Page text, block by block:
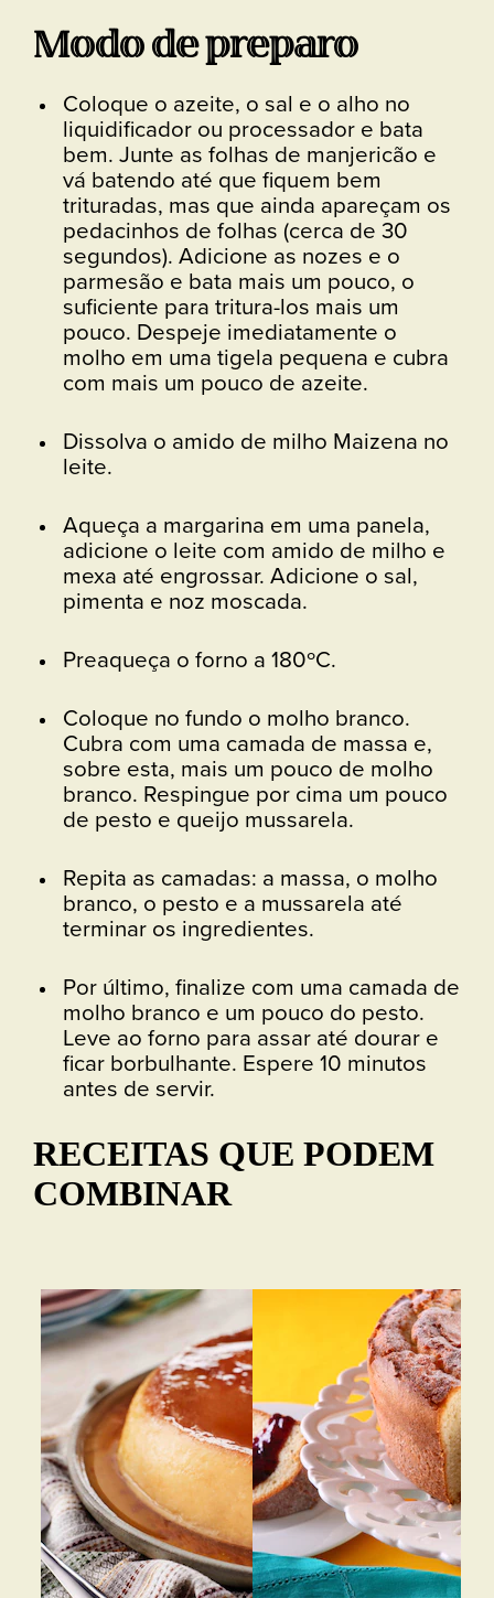
Modo de preparo
Coloque o azeite, o sal e o alho no
liquidificador ou processador e bata
bem. Junte as folhas de manjericão e
vá batendo até que fiquem bem
trituradas, mas que ainda apareçam os
pedacinhos de folhas (cerca de 30
segundos). Adicione as nozes e o
parmesão e bata mais um pouco, o
suficiente para tritura-los mais um
pouco. Despeje imediatamente o
molho em uma tigela pequena e cubra
com mais um pouco de azeite.
Dissolva o amido de milho Maizena no
leite.
Aqueça a margarina em uma panela,
adicione o leite com amido de milho e
mexa até engrossar. Adicione o sal,
pimenta e noz moscada.
Preaqueça o forno a 180ºC.
Coloque no fundo o molho branco.
Cubra com uma camada de massa e,
sobre esta, mais um pouco de molho
branco. Respingue por cima um pouco
de pesto e queijo mussarela.
Repita as camadas: a massa, o molho
branco, o pesto e a mussarela até
terminar os ingredientes.
Por último, finalize com uma camada de
molho branco e um pouco do pesto.
Leve ao forno para assar até dourar e
ficar borbulhante. Espere 10 minutos
antes de servir.
RECEITAS QUE PODEM
COMBINAR